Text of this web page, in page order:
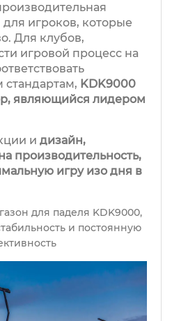
для паделя KDK9000,
и постоянную
и дизайн,
производительность,
игру изо дня в
игроков, которые
Для клубов,
игровой процесс на
KDK9000
являющийся лидером